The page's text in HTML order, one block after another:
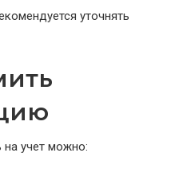
уточнять
на учет можно: